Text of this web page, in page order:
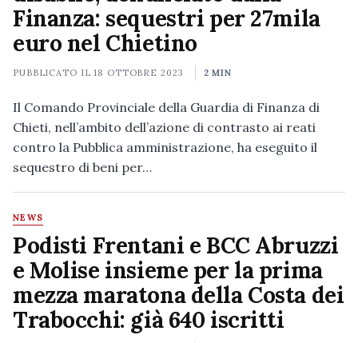
Finanza: sequestri per 27mila
euro nel Chietino
PUBBLICATO IL18 OTTOBRE 2023 2 MIN
Il Comando Provinciale della Guardia di Finanza di
Chieti, nell’ambito dell’azione di contrasto ai reati
contro la Pubblica amministrazione, ha eseguito il
sequestro di beni per…
NEWS
Podisti Frentani e BCC Abruzzi
e Molise insieme per la prima
mezza maratona della Costa dei
Trabocchi: già 640 iscritti